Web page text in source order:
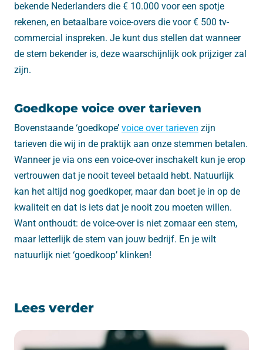
bekende Nederlanders die € 10.000 voor een spotje
rekenen, en betaalbare voice-overs die voor € 500 tv-
commercial inspreken. Je kunt dus stellen dat wanneer
de stem bekender is, deze waarschijnlijk ook prijziger zal
zijn.
Goedkope voice over tarieven
Bovenstaande ‘goedkope’ voice over tarieven zijn
tarieven die wij in de praktijk aan onze stemmen betalen.
Wanneer je via ons een voice-over inschakelt kun je erop
vertrouwen dat je nooit teveel betaald hebt. Natuurlijk
kan het altijd nog goedkoper, maar dan boet je in op de
kwaliteit en dat is iets dat je nooit zou moeten willen.
Want onthoudt: de voice-over is niet zomaar een stem,
maar letterlijk de stem van jouw bedrijf. En je wilt
natuurlijk niet ‘goedkoop’ klinken!
Lees verder